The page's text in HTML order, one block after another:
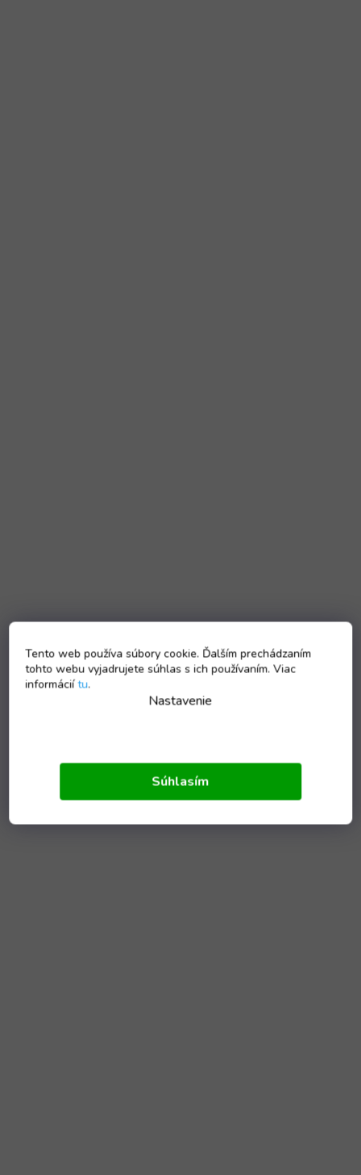
Tento web používa súbory cookie. Ďalším prechádzaním
tohto webu vyjadrujete súhlas s ich používaním. Viac
informáciítu.
Nastavenie
Súhlasím